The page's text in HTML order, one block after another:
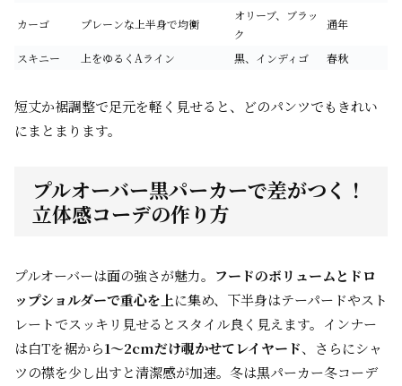
カーゴ プレーンな上半身で均衡
オリーブ、ブラッ
ク
通年
スキニー 上をゆるくAライン 黒、インディゴ 春秋
短丈か裾調整で足元を軽く見せると、どのパンツでもきれい
にまとまります。
プルオーバー黒パーカーで差がつく！
立体感コーデの作り方
プルオーバーは面の強さが魅力。 フードのボリュームとドロ
ップショルダーで重心を上に集め、下半身はテーパードやスト
レートでスッキリ見せるとスタイル良く見えます。インナー
は白Tを裾から1～2cmだけ覗かせてレイヤード、さらにシャ
ツの襟を少し出すと清潔感が加速。冬は黒パーカー冬コーデ